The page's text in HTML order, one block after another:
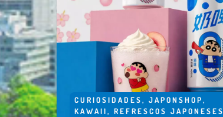
CURIOSIDADES,JAPONSHOP,
KAWAII,REFRESCOS JAPONESES